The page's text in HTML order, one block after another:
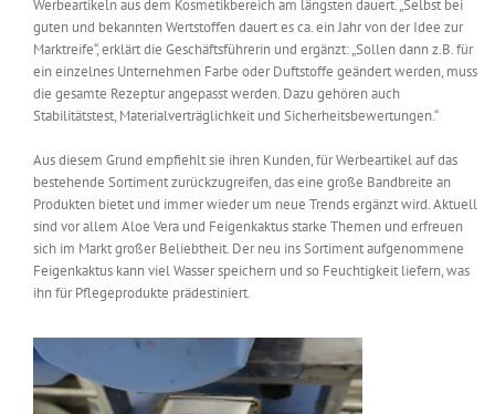
Werbeartikeln aus dem Kosmetikbereich am längsten dauert. „Selbst bei
guten und bekannten Wertstoffen dauert es ca. ein Jahr von der Idee zur
Marktreife“, erklärt die Geschäftsführerin und ergänzt: „Sollen dann z.B. für
ein einzelnes Unternehmen Farbe oder Duftstoffe geändert werden, muss
die gesamte Rezeptur angepasst werden. Dazu gehören auch
Stabilitätstest, Materialverträglichkeit und Sicherheitsbewertungen.“
Aus diesem Grund empfiehlt sie ihren Kunden, für Werbeartikel auf das
bestehende Sortiment zurückzugreifen, das eine große Bandbreite an
Produkten bietet und immer wieder um neue Trends ergänzt wird. Aktuell
sind vor allem Aloe Vera und Feigenkaktus starke Themen und erfreuen
sich im Markt großer Beliebtheit. Der neu ins Sortiment aufgenommene
Feigenkaktus kann viel Wasser speichern und so Feuchtigkeit liefern, was
ihn für Pflegeprodukte prädestiniert.